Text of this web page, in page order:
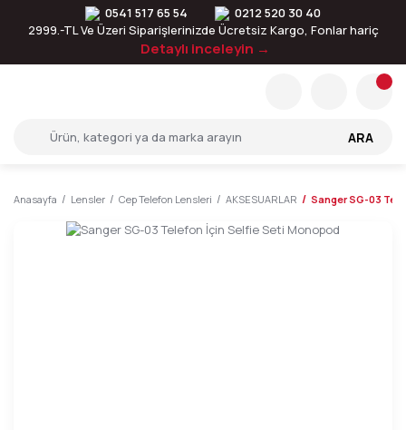
0541 517 65 54
0212 520 30 40
2999.-TL Ve Üzeri Siparişlerinizde Ücretsiz Kargo, Fonlar hariç
Detaylı inceleyin →
ARA
Anasayfa Lensler Cep Telefon Lensleri AKSESUARLAR Sanger SG-03